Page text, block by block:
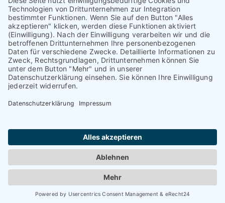
Haftungsauschluss: Alle auf diesen Seiten veröffentlichten
Informationen wurden nach bestem Wissen und
Gewissen erstellt. Alle Kundenmeinungen beruhen auf
echten Kundenaussagen. Niemand wurde in irgendeiner
Form für diese Videos oder schriftlichen Bewertungen
einen höheren Verkaufspreis oder ähnliches garantieren.
sind nur möglich, wenn der Markt, die
Vermarktungsstrategie und die Eigenschaften der
Immobilie passen. Jede Immobilie lässt sich verkaufen,
wenn der Preis an der Nachfrage orientiert wird.